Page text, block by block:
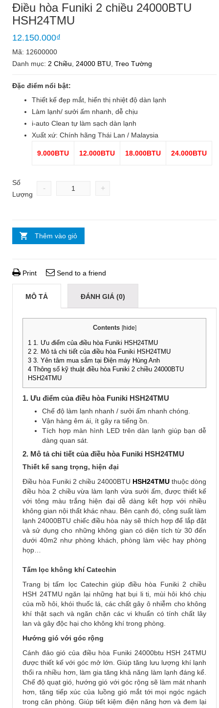
Điều hòa Funiki 2 chiều 24000BTU
HSH24TMU
12.150.000₫
Mã: 12600000
Danh mục: 2 Chiều 24000 BTU Treo Tường
Đặc điểm nổi bật:
Thiết kế đẹp mắt, hiển thị nhiệt độ dàn lạnh
Làm lạnh/ sưởi ấm nhanh, dễ chịu
i-auto Clean tự làm sạch dàn lạnh
Xuất xứ: Chính hãng Thái Lan / Malaysia
9.000BTU 12.000BTU 18.000BTU 24.000BTU
Số
Lượng
- +
Thêm vào giỏ
Print Send to a friend
MÔ TẢ ĐÁNH GIÁ (0)
Contents [hide]
1 1. Ưu điểm của điều hòa Funiki HSH24TMU
2 2. Mô tả chi tiết của điều hòa Funiki HSH24TMU
3 3. Yên tâm mua sắm tại Điện máy Hùng Anh
4 Thông số kỹ thuật điều hòa Funiki 2 chiều 24000BTU
HSH24TMU
1. Ưu điểm của điều hòa Funiki HSH24TMU
Chế độ làm lạnh nhanh / sưởi ấm nhanh chóng.
Vận hàng êm ái, ít gây ra tiếng ồn.
Tích hợp màn hình LED trên dàn lạnh giúp bạn dễ
dàng quan sát.
2. Mô tả chi tiết của điều hòa Funiki HSH24TMU
Thiết kế sang trọng, hiện đại
Điều hòa Funiki 2 chiều 24000BTU HSH24TMU thuộc dòng
điều hòa 2 chiều vừa làm lạnh vừa sưởi ấm, được thiết kế
với tông màu trắng hiện đại dễ dàng kết hợp với nhiều
không gian nội thất khác nhau. Bên cạnh đó, công suất làm
lạnh 24000BTU chiếc điều hòa này sẽ thích hợp để lắp đặt
và sử dụng cho những không gian có diện tích từ 30 đến
dưới 40m2 như phòng khách, phòng làm việc hay phòng
họp…
Tấm lọc không khí Catechin
Trang bị tấm lọc Catechin giúp điều hòa Funiki 2 chiều
HSH 24TMU ngăn lại những hạt bụi li ti, mùi hôi khó chịu
của mồ hôi, khói thuốc lá, các chất gây ô nhiễm cho không
khí thật sạch và ngăn chặn các vi khuẩn có tính chất lây
lan và gây độc hại cho không khí trong phòng.
Hướng gió với góc rộng
Cánh đảo gió của điều hòa Funiki 24000btu HSH 24TMU
được thiết kế với góc mở lớn. Giúp tăng lưu lượng khí lạnh
thổi ra nhiều hơn, làm gia tăng khả năng làm lạnh đáng kể.
Chế độ quạt gió, hướng gió với góc rộng sẽ làm mát nhanh
hơn, tăng tiếp xúc của luồng gió mắt tới mọi ngóc ngách
trong căn phòng. Giúp tiết kiệm điện năng hơn và đem lại